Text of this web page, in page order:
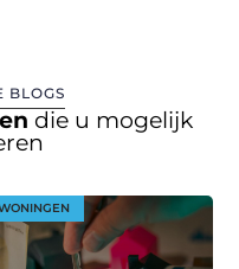
BLOGS
die u mogelijk